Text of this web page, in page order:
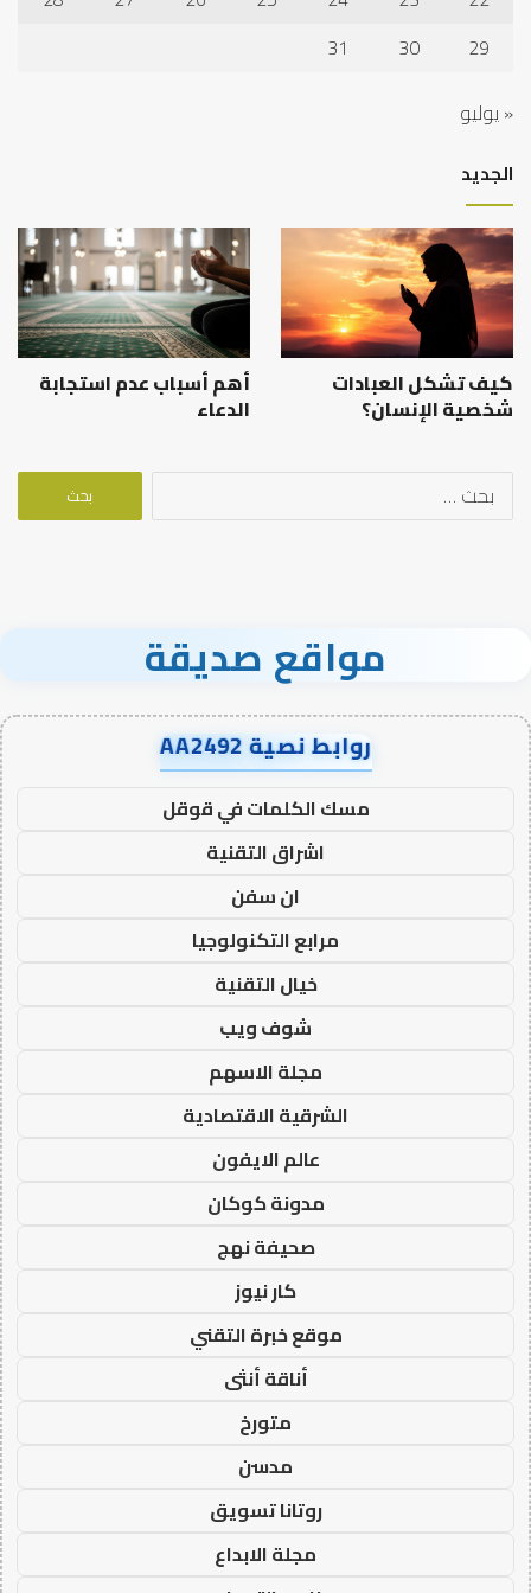
29
30
31
« يوليو
الجديد
كيف تشكل العبادات
شخصية الإنسان؟
أهم أسباب عدم استجابة
الدعاء
البحث
مواقع صديقة
روابط نصية AA2492
مسك الكلمات في قوقل
اشراق التقنية
ان سفن
مرابع التكنولوجيا
خيال التقنية
شوف ويب
مجلة الاسهم
الشرقية الاقتصادية
عالم الايفون
مدونة كوكان
صحيفة نهج
كار نيوز
موقع خبرة التقني
أناقة أنثى
متورخ
مدسن
روتانا تسويق
مجلة الابداع